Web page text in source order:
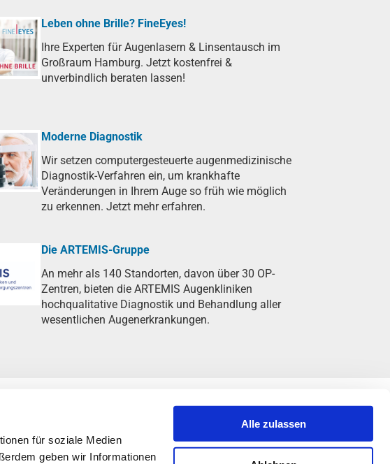
für soziale Medien
geben wir Informationen
Alle zulassen
Leben ohne Brille? FineEyes!
Ihre Experten für Augenlasern & Linsentausch im
Großraum Hamburg. Jetzt kostenfrei &
unverbindlich beraten lassen!
Moderne Diagnostik
Wir setzen computergesteuerte augenmedizinische
Diagnostik-Verfahren ein, um krankhafte
Veränderungen in Ihrem Auge so früh wie möglich
zu erkennen. Jetzt mehr erfahren.
Die ARTEMIS-Gruppe
An mehr als 140 Standorten, davon über 30 OP-
Zentren, bieten die ARTEMIS Augenkliniken
hochqualitative Diagnostik und Behandlung aller
wesentlichen Augenerkrankungen.